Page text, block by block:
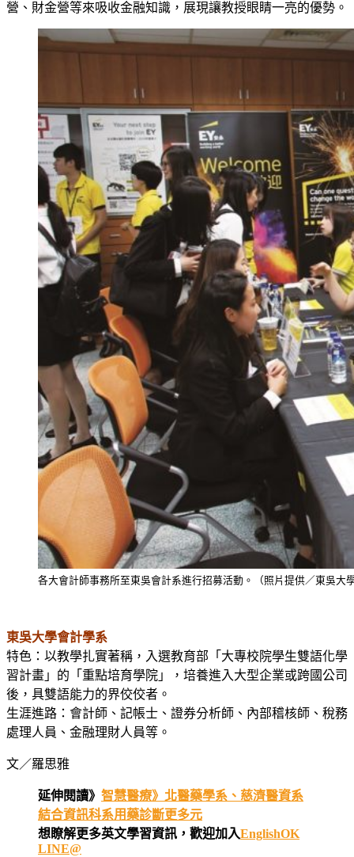
營、財金營等來吸收金融知識，展現讓教授眼睛一亮的優勢。
各大會計師事務所至東吳會計系進行招募活動。（照片提供／東吳大
東吳大學會計學系
特色：以教學扎實著稱，入選教育部「大專校院學生雙語化學
習計畫」的「重點培育學院」，培養進入大型企業或跨國公司
後，具雙語能力的界佼佼者。
生涯進路：會計師、記帳士、證券分析師、內部稽核師、稅務
處理人員、金融理財人員等。
文／羅思雅
延伸閱讀》 智慧醫療》北醫藥學系、慈濟醫資系
結合資訊科系用藥診斷更多元
想瞭解更多英文學習資訊，歡迎加入EnglishOK
LINE@